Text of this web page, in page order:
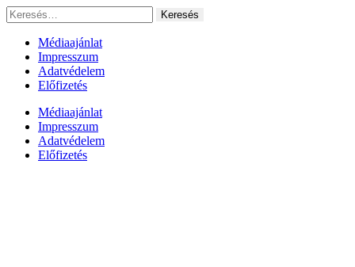
Ugrás
a
tartalomhoz
Keresés:
Médiaajánlat
Impresszum
Adatvédelem
Előfizetés
Médiaajánlat
Impresszum
Adatvédelem
Előfizetés